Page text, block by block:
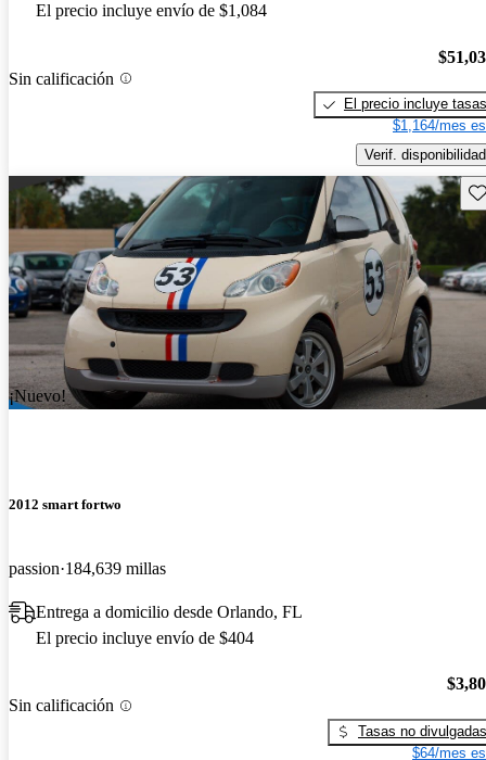
El precio incluye envío de $1,084
Sin calificación
El precio incluye tasas
$1,164/mes
Verif. disponibilidad
¡Nuevo!
2012 smart fortwo
passion 184,639 millas
Entrega a domicilio desde Orlando, FL
El precio incluye envío de $404
Sin calificación
Tasas no divulgadas
$64/mes